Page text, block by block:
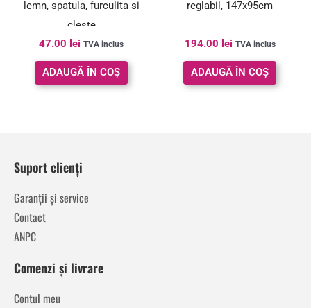
lemn, spatula, furculita si
cleste
47.00 lei TVA inclus
ADAUGĂ ÎN COȘ
reglabil, 147x95cm
194.00 lei TVA inclus
ADAUGĂ ÎN COȘ
Suport clienți
Garanții și service
Contact
ANPC
Comenzi și livrare
Contul meu